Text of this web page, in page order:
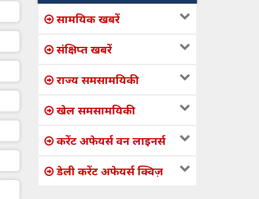
सामयिक खबरें
संक्षिप्त खबरें
राज्य समसामयिकी
खेल समसामयिकी
करेंट अफेयर्स वन लाइनर्स
डेली करेंट अफेयर्स क्विज़